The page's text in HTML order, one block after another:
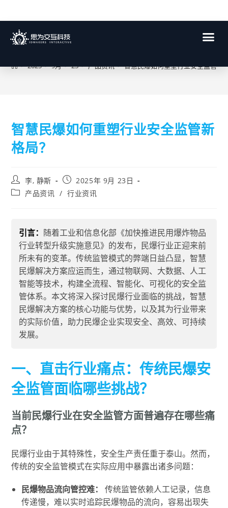
博客
> 2025 > 9月 > 23 > 产品资讯 > 智慧民爆如何重塑行业安全监管新
智慧民爆如何重塑行业安全监管新
格局？
李, 静斯
2025年 9月 23日
产品资讯 / 行业资讯
引言： 随着工业和信息化部《加快推进民用爆炸物品
行业转型升级实施意见》的发布，民爆行业正迎来前
所未有的变革。传统监管模式的弊端日益凸显，智慧
民爆解决方案应运而生，通过物联网、大数据、人工
智能等技术，构建全流程、智能化、可视化的安全监
管体系。本文将深入探讨民爆行业面临的挑战，智慧
民爆解决方案的核心功能与优势，以及其为行业带来
的实际价值，助力民爆企业实现安全、高效、可持续
发展。
一、直击行业痛点：传统民爆安
全监管面临哪些挑战？
当前民爆行业在安全监管方面普遍存在哪些痛
点？
民爆行业由于其特殊性，安全生产责任重于泰山。然而，
传统的安全监管模式在实际应用中暴露出诸多问题：
民爆物品流向管控难：
传统监管依赖人工记录，信息
传递慢，难以实时追踪民爆物品的流向，容易出现失